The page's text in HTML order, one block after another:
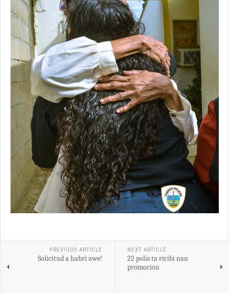
PREVIOUS ARTICLE
Solicitud a habri awe!
NEXT ARTICLE
22 polis ta ricibi nan
promocion